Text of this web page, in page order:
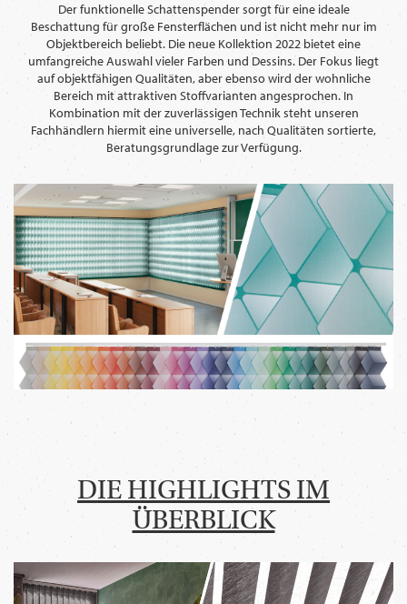
Der funktionelle Schattenspender sorgt für eine ideale
Beschattung für große Fensterflächen und ist nicht mehr nur im
Objektbereich beliebt. Die neue Kollektion 2022 bietet eine
umfangreiche Auswahl vieler Farben und Dessins. Der Fokus liegt
auf objektfähigen Qualitäten, aber ebenso wird der wohnliche
Bereich mit attraktiven Stoffvarianten angesprochen. In
Kombination mit der zuverlässigen Technik steht unseren
Fachhändlern hiermit eine universelle, nach Qualitäten sortierte,
Beratungsgrundlage zur Verfügung.
DIE HIGHLIGHTS IM
ÜBERBLICK